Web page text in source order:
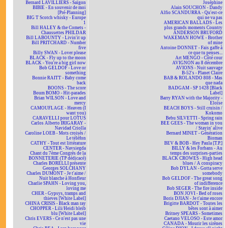
Bernard LAVILLIERS - Saïgon
BIBIE - En souvenir de moi
[Pré-Planning]
BIG T Scotch whisky - Europe
1
Bill HALEY & the Comets -
Chaussettes PHILDAR
Bill LABOUNTY - Livin'it up
Bill PRITCHARD - Number
five
Billy SWAN - Lover please
BLACK - Fly up to the moon
BLACK - You're a big girl now
Bob GELDOF - Love or
something
Bonnie RAITT - Baby come
back
BOONS - The score
Boum BOMO - Hit-parades
Brian WILSON - Love and
mercy
CAMOUFLAGE - Heaven (I
want you)
CARAVELLI pour LOTUS
Carlos Alberto IRIGARAY -
Navidad Criolla
Caroline LOEB - Mots croisés /
Le téléfon
CATHY - Tout est littérature
CENTER - Navsiegda
Chant du 7ème Congrès de la
BONNETERIE (TP dédicacé)
Charles BORELLI présente
Georges SOLCHANY
Charles DUMONT - Je t'aime /
Nuit blanche à Honfleur
Charlie SPAHN - Loving you,
loving me
CHER - Gypsys, tramps and
thieves [White Label]
CHINA CRISIS - Black man ray
CHOPPER - Lili/Heidi bleib
blu [White Label]
Chris EVERS - Ce n'est pas une
vie
Joséphine
Alain SOUCHON - Dandy
Alfio SCANDURRA - Qu'est-ce
qui ne va pas
AMERICAN BALLADS - Les
plus grands moments Country
ANDERSON BRUFORD
WAKEMAN HOWE - Brother
of mine
Antoine DONNET - Fais gaffe à
ce que tu penses...
Art MENGO - Côté cour
AVIGNON au 8 décembre
AVIONS - Nuit sauvage
B-52's - Planet Claire
BAB & ROLANDO 808 - Mas
que nada
BADGAM - SP 1428 [Black
Label]
Barry RYAN with the Majority -
Eloïse
BEACH BOYS - Still cruisin /
Kokomo
Bebu SILVETTI - Spring rain
BEE GEES - The woman in you
/ Stayin' alive
Bernard MINET - Génération
Bioman
BEV & BOB - Hey Paula [T.P.]
BILLY & les Forbans - Au
temps des surprises-parties
BLACK CROWES - High head
blues / A conspiracy
Bob DYLAN - Gotta serve
somebody
Bob GELDOF - The great song
of indifference
Bob SEGER - The fire inside
BON JOVI - Bed of roses
Boris DJIAN - Je t'aime encore
Brigitte BARDOT - Toutes les
bêtes sont à aimer
Britney SPEARS - Sometimes
Caetano VELOSO - Este amor
CANADA - Mourir les sirènes